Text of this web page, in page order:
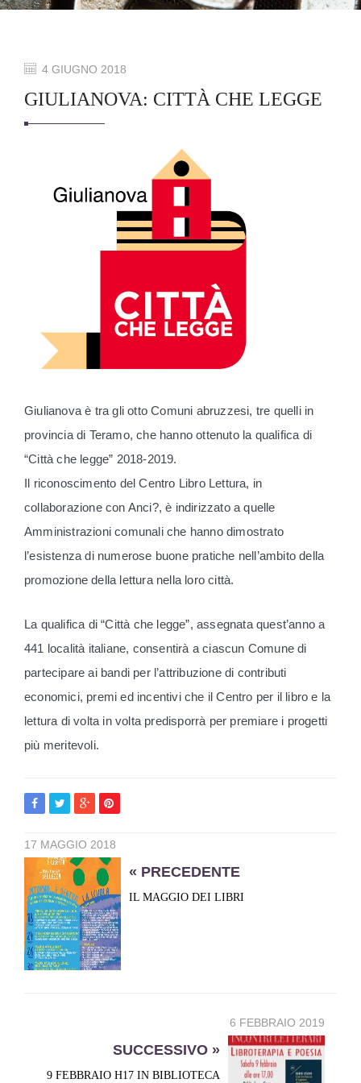
4 GIUGNO 2018
GIULIANOVA: CITTÀ CHE LEGGE
Giulianova è tra gli otto Comuni abruzzesi, tre quelli in
provincia di Teramo, che hanno ottenuto la qualifica di
“Città che legge” 2018-2019.
Il riconoscimento del Centro Libro Lettura, in
collaborazione con Anci?, è indirizzato a quelle
Amministrazioni comunali che hanno dimostrato
l’esistenza di numerose buone pratiche nell’ambito della
promozione della lettura nella loro città.
La qualifica di “Città che legge”, assegnata quest’anno a
441 località italiane, consentirà a ciascun Comune di
partecipare ai bandi per l’attribuzione di contributi
economici, premi ed incentivi che il Centro per il libro e la
lettura di volta in volta predisporrà per premiare i progetti
più meritevoli.
17 MAGGIO 2018
« PRECEDENTE
IL MAGGIO DEI LIBRI
6 FEBBRAIO 2019
SUCCESSIVO »
9 FEBBRAIO H17 IN BIBLIOTECA